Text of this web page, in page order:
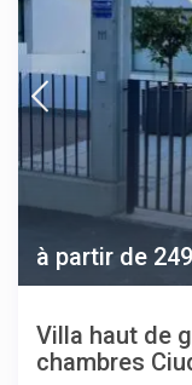
à partir de
Villa haut de
chambres